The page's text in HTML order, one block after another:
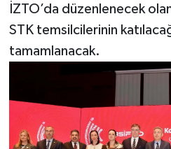
İZTO’da düzenlenecek
STK temsilcilerinin
tamamlanacak.